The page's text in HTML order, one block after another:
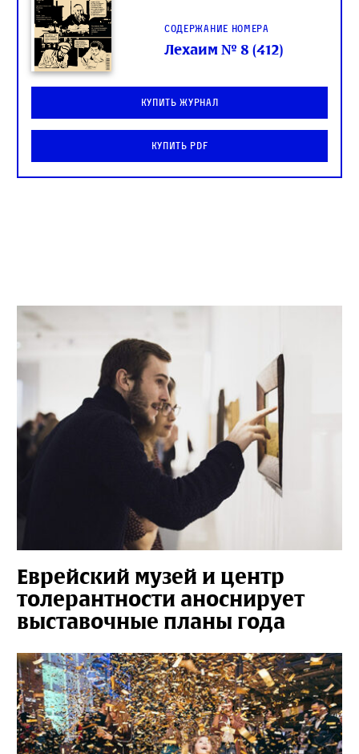
Содержание номера
Лехаим № 8 (412)
Купить журнал
Купить PDF
Еврейский музей и центр
толерантности аноснирует
выставочные планы года